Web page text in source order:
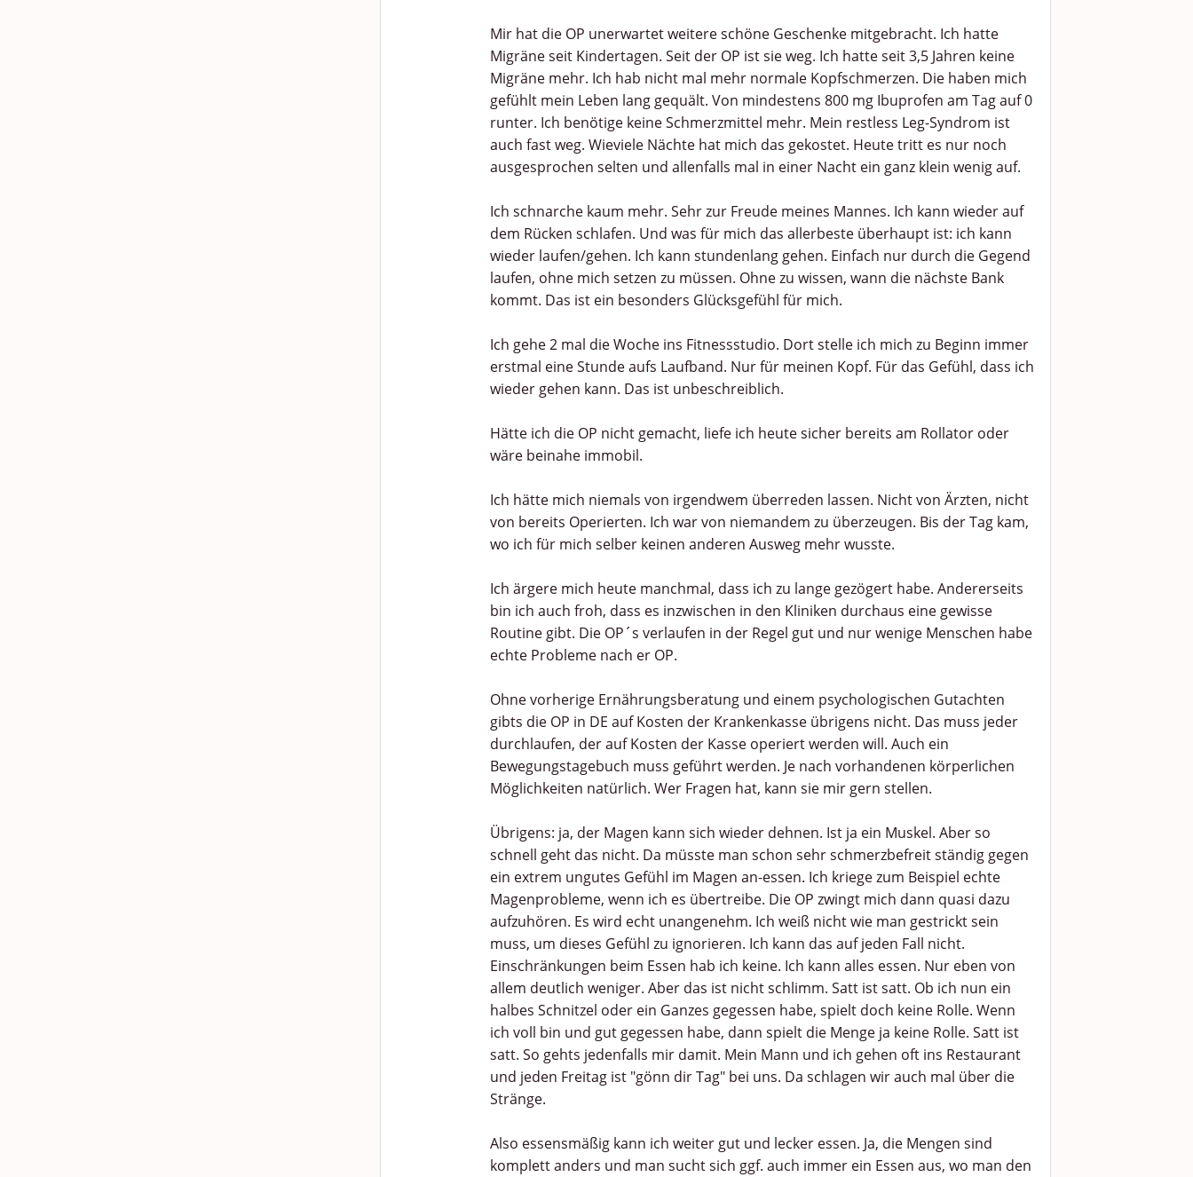
Mir hat die OP unerwartet weitere schöne Geschenke mitgebracht. Ich hatte
Migräne seit Kindertagen. Seit der OP ist sie weg. Ich hatte seit 3,5 Jahren keine
Migräne mehr. Ich hab nicht mal mehr normale Kopfschmerzen. Die haben mich
gefühlt mein Leben lang gequält. Von mindestens 800 mg Ibuprofen am Tag auf 0
runter. Ich benötige keine Schmerzmittel mehr. Mein restless Leg-Syndrom ist
auch fast weg. Wieviele Nächte hat mich das gekostet. Heute tritt es nur noch
ausgesprochen selten und allenfalls mal in einer Nacht ein ganz klein wenig auf.
Ich schnarche kaum mehr. Sehr zur Freude meines Mannes. Ich kann wieder auf
dem Rücken schlafen. Und was für mich das allerbeste überhaupt ist: ich kann
wieder laufen/gehen. Ich kann stundenlang gehen. Einfach nur durch die Gegend
laufen, ohne mich setzen zu müssen. Ohne zu wissen, wann die nächste Bank
kommt. Das ist ein besonders Glücksgefühl für mich.
Ich gehe 2 mal die Woche ins Fitnessstudio. Dort stelle ich mich zu Beginn immer
erstmal eine Stunde aufs Laufband. Nur für meinen Kopf. Für das Gefühl, dass ich
wieder gehen kann. Das ist unbeschreiblich.
Hätte ich die OP nicht gemacht, liefe ich heute sicher bereits am Rollator oder
wäre beinahe immobil.
Ich hätte mich niemals von irgendwem überreden lassen. Nicht von Ärzten, nicht
von bereits Operierten. Ich war von niemandem zu überzeugen. Bis der Tag kam,
wo ich für mich selber keinen anderen Ausweg mehr wusste.
Ich ärgere mich heute manchmal, dass ich zu lange gezögert habe. Andererseits
bin ich auch froh, dass es inzwischen in den Kliniken durchaus eine gewisse
Routine gibt. Die OP´s verlaufen in der Regel gut und nur wenige Menschen habe
echte Probleme nach er OP.
Ohne vorherige Ernährungsberatung und einem psychologischen Gutachten
gibts die OP in DE auf Kosten der Krankenkasse übrigens nicht. Das muss jeder
durchlaufen, der auf Kosten der Kasse operiert werden will. Auch ein
Bewegungstagebuch muss geführt werden. Je nach vorhandenen körperlichen
Möglichkeiten natürlich. Wer Fragen hat, kann sie mir gern stellen.
Übrigens: ja, der Magen kann sich wieder dehnen. Ist ja ein Muskel. Aber so
schnell geht das nicht. Da müsste man schon sehr schmerzbefreit ständig gegen
ein extrem ungutes Gefühl im Magen an-essen. Ich kriege zum Beispiel echte
Magenprobleme, wenn ich es übertreibe. Die OP zwingt mich dann quasi dazu
aufzuhören. Es wird echt unangenehm. Ich weiß nicht wie man gestrickt sein
muss, um dieses Gefühl zu ignorieren. Ich kann das auf jeden Fall nicht.
Einschränkungen beim Essen hab ich keine. Ich kann alles essen. Nur eben von
allem deutlich weniger. Aber das ist nicht schlimm. Satt ist satt. Ob ich nun ein
halbes Schnitzel oder ein Ganzes gegessen habe, spielt doch keine Rolle. Wenn
ich voll bin und gut gegessen habe, dann spielt die Menge ja keine Rolle. Satt ist
satt. So gehts jedenfalls mir damit. Mein Mann und ich gehen oft ins Restaurant
und jeden Freitag ist "gönn dir Tag" bei uns. Da schlagen wir auch mal über die
Stränge.
Also essensmäßig kann ich weiter gut und lecker essen. Ja, die Mengen sind
komplett anders und man sucht sich ggf. auch immer ein Essen aus, wo man den